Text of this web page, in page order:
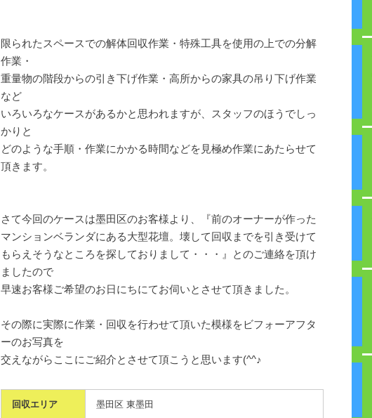
限られたスペースでの解体回収作業・特殊工具を使用の上での分解
作業・
重量物の階段からの引き下げ作業・高所からの家具の吊り下げ作業
など
いろいろなケースがあるかと思われますが、スタッフのほうでしっ
かりと
どのような手順・作業にかかる時間などを見極め作業にあたらせて
頂きます。
さて今回のケースは墨田区のお客様より、『前のオーナーが作った
マンションベランダにある大型花壇。壊して回収までを引き受けて
もらえそうなところを探しておりまして・・・』とのご連絡を頂け
ましたので
早速お客様ご希望のお日にちにてお伺いとさせて頂きました。
その際に実際に作業・回収を行わせて頂いた模様をビフォーアフタ
ーのお写真を
交えながらここにご紹介とさせて頂こうと思います(^^♪
回収エリア 墨田区 東墨田